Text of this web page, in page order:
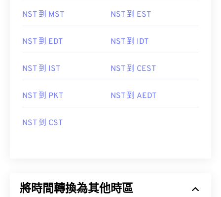
NST 到 MST NST 到 EST
NST 到 EDT NST 到 IDT
NST 到 IST NST 到 CEST
NST 到 PKT NST 到 AEDT
NST 到 CST
將時間轉換為其他時區